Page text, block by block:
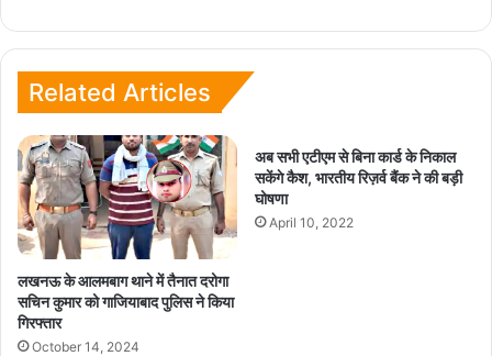
Related Articles
लखनऊ के आलमबाग थाने में तैनात दरोगा
सचिन कुमार को गाजियाबाद पुलिस ने किया
गिरफ्तार
October 14, 2024
अब सभी एटीएम से बिना कार्ड के निकाल
सकेंगे कैश, भारतीय रिज़र्व बैंक ने की बड़ी
घोषणा
April 10, 2022